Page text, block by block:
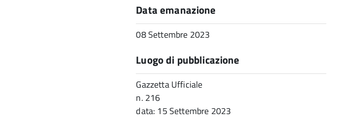
Data emanazione
08 Settembre 2023
Luogo di pubblicazione
Gazzetta Ufficiale
n. 216
data: 15 Settembre 2023